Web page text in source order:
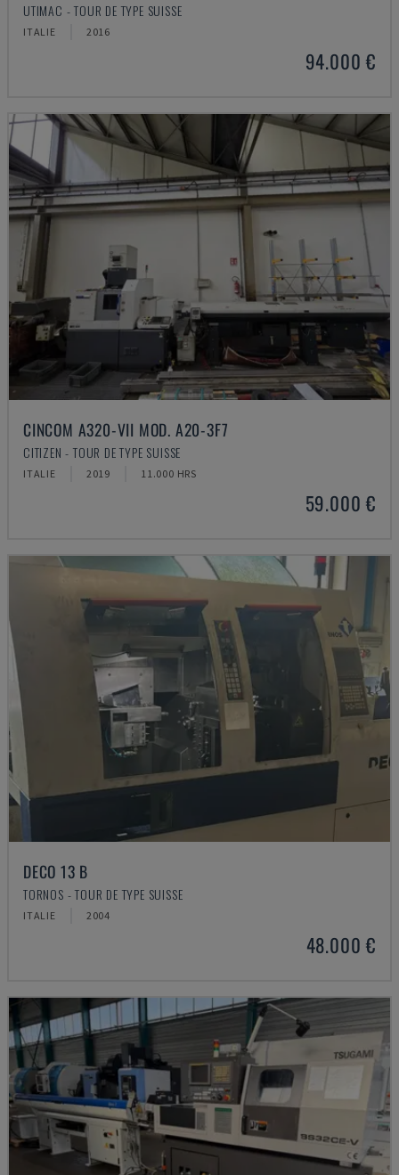
UTIMAC - TOUR DE TYPE SUISSE
ITALIE 2016
94.000 €
CINCOM A320-VII MOD. A20-3F7
CITIZEN - TOUR DE TYPE SUISSE
ITALIE 2019 11.000 HRS
59.000 €
DECO 13 B
TORNOS - TOUR DE TYPE SUISSE
ITALIE 2004
48.000 €